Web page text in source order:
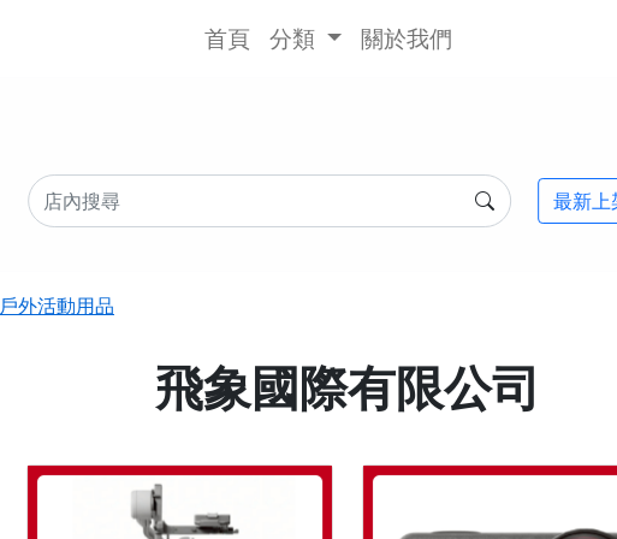
首頁 分類 關於我們
最新
戶外活動用品
飛象國際有限公司